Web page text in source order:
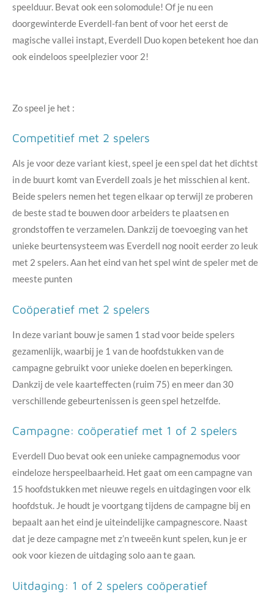
speelduur. Bevat ook een solomodule! Of je nu een
doorgewinterde Everdell-fan bent of voor het eerst de
magische vallei instapt, Everdell Duo kopen betekent hoe dan
ook eindeloos speelplezier voor 2!
Zo speel je het :
Competitief met 2 spelers
Als je voor deze variant kiest, speel je een spel dat het dichtst
in de buurt komt van Everdell zoals je het misschien al kent.
Beide spelers nemen het tegen elkaar op terwijl ze proberen
de beste stad te bouwen door arbeiders te plaatsen en
grondstoffen te verzamelen. Dankzij de toevoeging van het
unieke beurtensysteem was Everdell nog nooit eerder zo leuk
met 2 spelers. Aan het eind van het spel wint de speler met de
meeste punten
Coöperatief met 2 spelers
In deze variant bouw je samen 1 stad voor beide spelers
gezamenlijk, waarbij je 1 van de hoofdstukken van de
campagne gebruikt voor unieke doelen en beperkingen.
Dankzij de vele kaarteffecten (ruim 75) en meer dan 30
verschillende gebeurtenissen is geen spel hetzelfde.
Campagne: coöperatief met 1 of 2 spelers
Everdell Duo bevat ook een unieke campagnemodus voor
eindeloze herspeelbaarheid. Het gaat om een campagne van
15 hoofdstukken met nieuwe regels en uitdagingen voor elk
hoofdstuk. Je houdt je voortgang tijdens de campagne bij en
bepaalt aan het eind je uiteindelijke campagnescore. Naast
dat je deze campagne met z’n tweeën kunt spelen, kun je er
ook voor kiezen de uitdaging solo aan te gaan.
Uitdaging: 1 of 2 spelers coöperatief